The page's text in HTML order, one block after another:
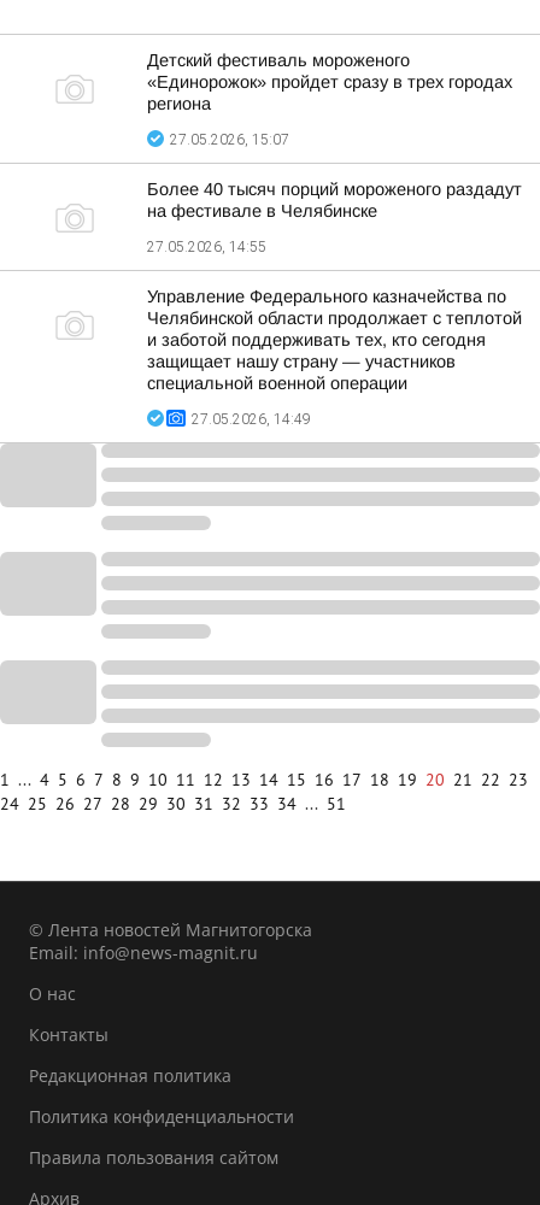
Детский фестиваль мороженого
«Единорожок» пройдет сразу в трех городах
региона
27.05.2026, 15:07
Более 40 тысяч порций мороженого раздадут
на фестивале в Челябинске
27.05.2026, 14:55
Управление Федерального казначейства по
Челябинской области продолжает с теплотой
и заботой поддерживать тех, кто сегодня
защищает нашу страну — участников
специальной военной операции
27.05.2026, 14:49
1 ... 4 5 6 7 8 9 10 11 12 13 14 15 16 17 18 19 20 21 22 23
24 25 26 27 28 29 30 31 32 33 34 ... 51
© Лента новостей Магнитогорска
Email: info@news-magnit.ru
О нас
Контакты
Редакционная политика
Политика конфиденциальности
Правила пользования сайтом
Архив